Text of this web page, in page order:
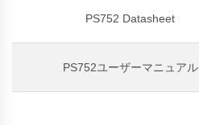
PS752 Datasheet
PS752ユーザーマニュアル